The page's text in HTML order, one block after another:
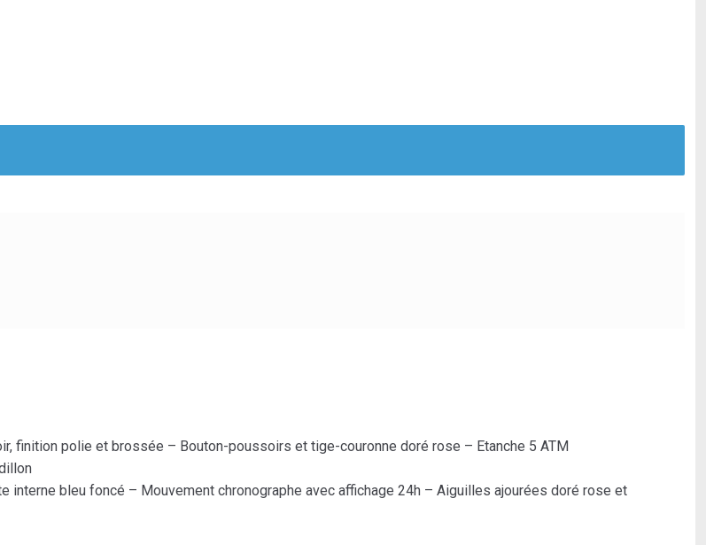
finition polie et brossée – Bouton-poussoirs et tige-couronne doré rose – Etanche 5 ATM
bleu foncé – Mouvement chronographe avec affichage 24h – Aiguilles ajourées doré rose et